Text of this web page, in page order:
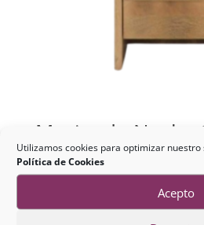
Utilizamos cookies para optimizar
Política de Cookies
Acepto
Mesita de Noche
Madera Maciza